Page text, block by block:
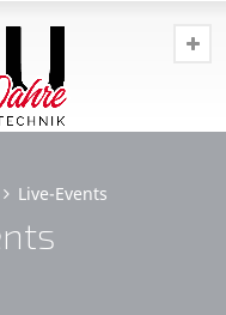
Live-Events